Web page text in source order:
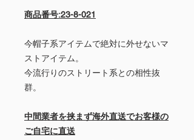
商品番号:23-8-021
今帽子系アイテムで絶対に外せないマ
ストアイテム。
今流行りのストリート系との相性抜
群。
中間業者を挟まず海外直送でお客様の
ご自宅に直送